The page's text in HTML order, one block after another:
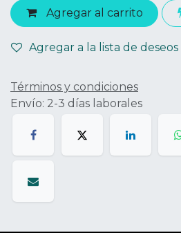
Agregar al carrito
Agregar a la lista de deseos
Términos y condiciones
Envío: 2-3 días laborales